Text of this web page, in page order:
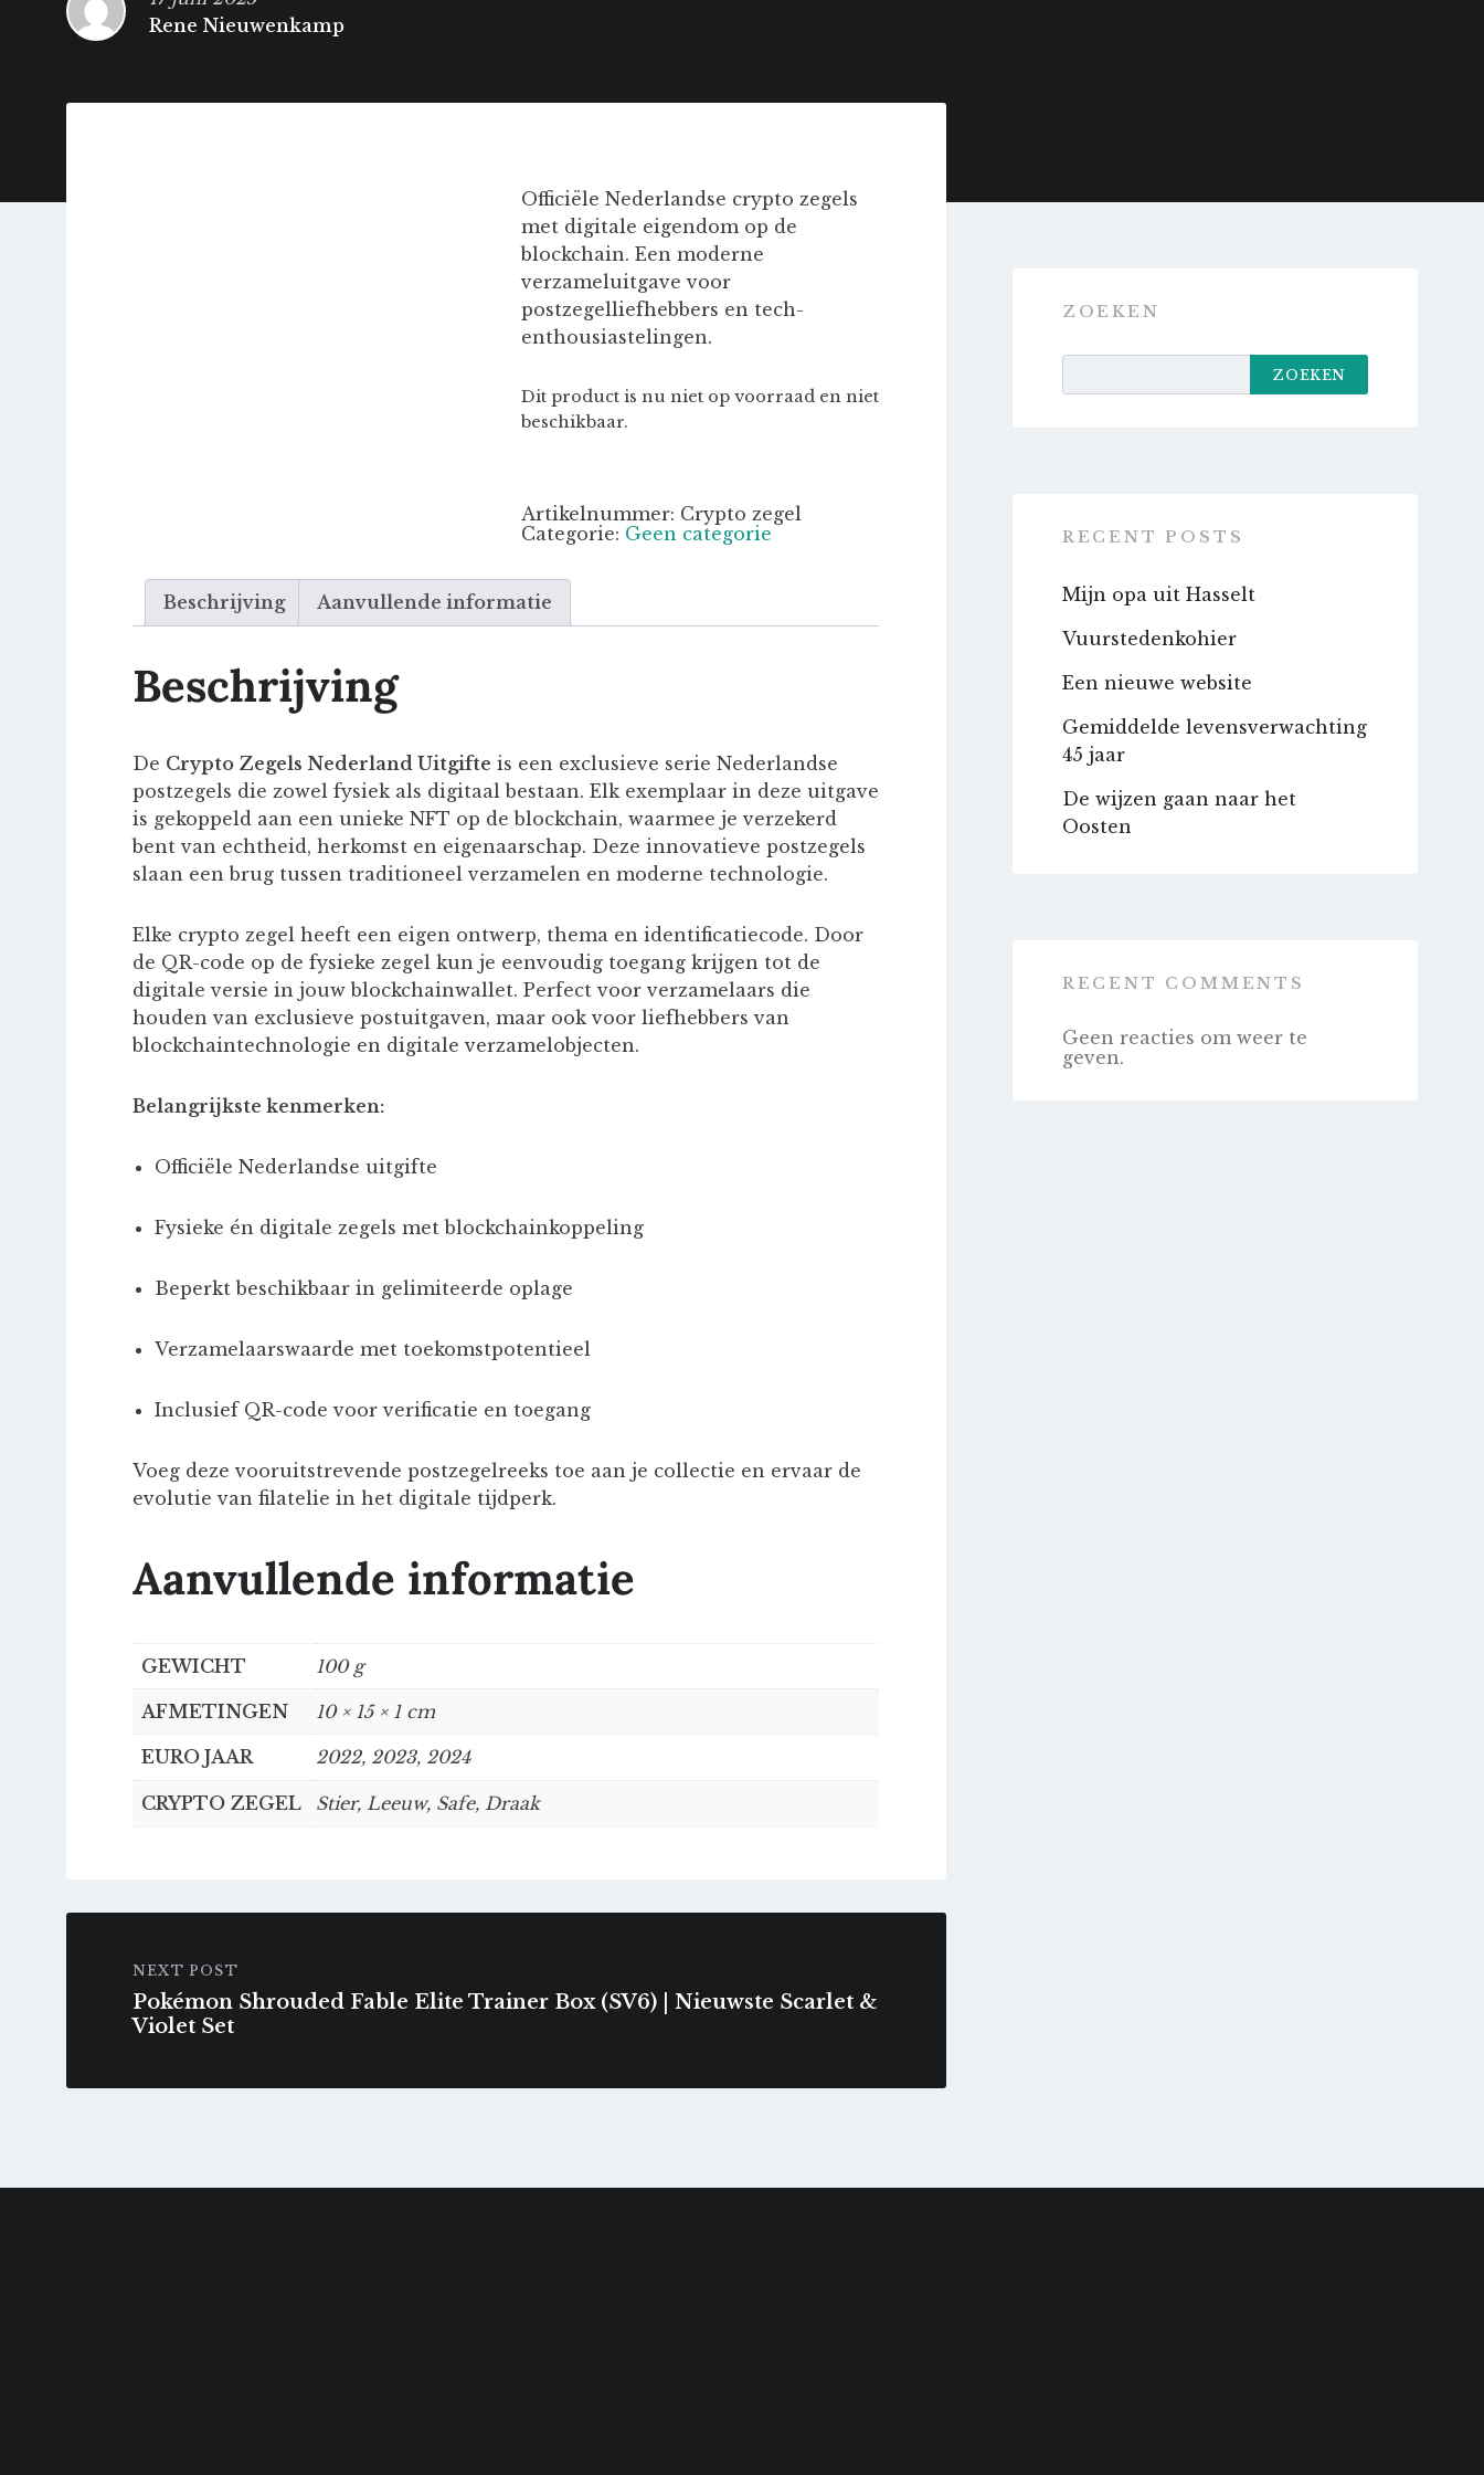
Rene Nieuwenkamp
Officiële Nederlandse crypto zegels
met digitale eigendom op de
blockchain. Een moderne
verzameluitgave voor
postzegelliefhebbers en tech-
enthousiastelingen.
Dit product is nu niet op voorraad en niet
beschikbaar.
Artikelnummer: Crypto zegel
Categorie: Geen categorie
Beschrijving Aanvullende informatie
Beschrijving
De Crypto Zegels Nederland Uitgifte is een exclusieve serie Nederlandse
postzegels die zowel fysiek als digitaal bestaan. Elk exemplaar in deze uitgave
is gekoppeld aan een unieke NFT op de blockchain, waarmee je verzekerd
bent van echtheid, herkomst en eigenaarschap. Deze innovatieve postzegels
slaan een brug tussen traditioneel verzamelen en moderne technologie.
Elke crypto zegel heeft een eigen ontwerp, thema en identificatiecode. Door
de QR-code op de fysieke zegel kun je eenvoudig toegang krijgen tot de
digitale versie in jouw blockchainwallet. Perfect voor verzamelaars die
houden van exclusieve postuitgaven, maar ook voor liefhebbers van
blockchaintechnologie en digitale verzamelobjecten.
Belangrijkste kenmerken:
Officiële Nederlandse uitgifte
Fysieke én digitale zegels met blockchainkoppeling
Beperkt beschikbaar in gelimiteerde oplage
Verzamelaarswaarde met toekomstpotentieel
Inclusief QR-code voor verificatie en toegang
Voeg deze vooruitstrevende postzegelreeks toe aan je collectie en ervaar de
evolutie van filatelie in het digitale tijdperk.
Aanvullende informatie
GEWICHT 100 g
AFMETINGEN 10 × 15 × 1 cm
EURO JAAR 2022, 2023, 2024
CRYPTO ZEGEL Stier, Leeuw, Safe, Draak
NEXT POST
Pokémon Shrouded Fable Elite Trainer Box (SV6) | Nieuwste Scarlet &
Violet Set
ZOEKEN
ZOEKEN
RECENT POSTS
Mijn opa uit Hasselt
Vuurstedenkohier
Een nieuwe website
Gemiddelde levensverwachting
45 jaar
De wijzen gaan naar het
Oosten
RECENT COMMENTS
Geen reacties om weer te
geven.